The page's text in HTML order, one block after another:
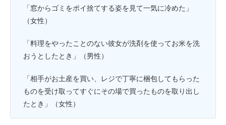
「窓からゴミをポイ捨てする姿を見て一気に冷めた」
（女性）
「料理をやったことのない彼女が洗剤を使ってお米を洗
おうとしたとき」（男性）
「相手がお土産を買い、レジで丁寧に梱包してもらった
ものを受け取ってすぐにその場で買ったものを取り出し
たとき」（女性）